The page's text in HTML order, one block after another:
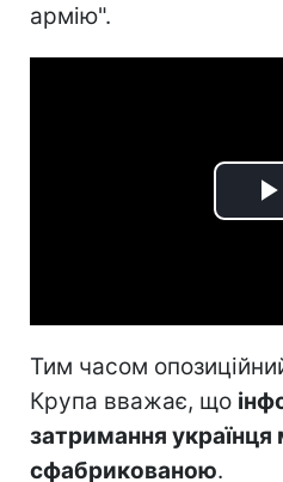
армію".
Тим часом
Крупа вважає, що
затримання
сфабрикованою.